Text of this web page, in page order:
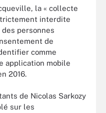
la « collecte
interdite
des personnes
de
comme
application mobile
2016.
de Nicolas Sarkozy
sur les